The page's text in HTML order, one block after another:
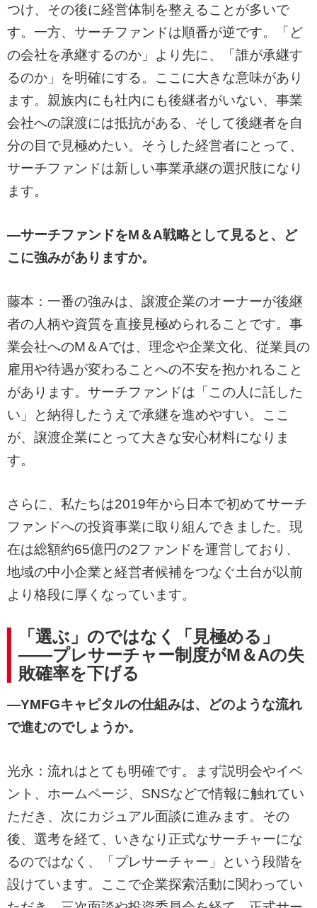
つけ、その後に経営体制を整えることが多いで
す。一方、サーチファンドは順番が逆です。「ど
の会社を承継するのか」より先に、「誰が承継す
るのか」を明確にする。ここに大きな意味があり
ます。親族内にも社内にも後継者がいない、事業
会社への譲渡には抵抗がある、そして後継者を自
分の目で見極めたい。そうした経営者にとって、
サーチファンドは新しい事業承継の選択肢になり
ます。
―サーチファンドをM＆A戦略として見ると、ど
こに強みがありますか。
藤本：一番の強みは、譲渡企業のオーナーが後継
者の人柄や資質を直接見極められることです。事
業会社へのM＆Aでは、理念や企業文化、従業員の
雇用や待遇が変わることへの不安を抱かれること
があります。サーチファンドは「この人に託した
い」と納得したうえで承継を進めやすい。ここ
が、譲渡企業にとって大きな安心材料になりま
す。
さらに、私たちは2019年から日本で初めてサーチ
ファンドへの投資事業に取り組んできました。現
在は総額約65億円の2ファンドを運営しており、
地域の中小企業と経営者候補をつなぐ土台が以前
より格段に厚くなっています。
「選ぶ」のではなく「見極める」
――プレサーチャー制度がM＆Aの失
敗確率を下げる
―YMFGキャピタルの仕組みは、どのような流れ
で進むのでしょうか。
光永：流れはとても明確です。まず説明会やイベ
ント、ホームページ、SNSなどで情報に触れてい
ただき、次にカジュアル面談に進みます。その
後、選考を経て、いきなり正式なサーチャーにな
るのではなく、「プレサーチャー」という段階を
設けています。ここで企業探索活動に関わってい